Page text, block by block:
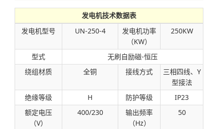
发电机技术数据表
发电机型号
UN-250-4
发电机功率
（KW）
250KW
型式
无刷自励磁-恒压
绕组材质
全铜 接线方式
三相四线、Y
型接法
绝缘等级
H 防护等级
IP23
额定电压
（V）
400/230
输出频率
（Hz）
50